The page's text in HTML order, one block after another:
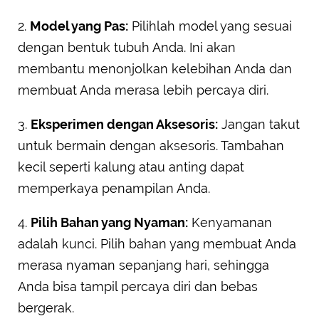
2. Model yang Pas: Pilihlah model yang sesuai
dengan bentuk tubuh Anda. Ini akan
membantu menonjolkan kelebihan Anda dan
membuat Anda merasa lebih percaya diri.
3. Eksperimen dengan Aksesoris: Jangan takut
untuk bermain dengan aksesoris. Tambahan
kecil seperti kalung atau anting dapat
memperkaya penampilan Anda.
4. Pilih Bahan yang Nyaman: Kenyamanan
adalah kunci. Pilih bahan yang membuat Anda
merasa nyaman sepanjang hari, sehingga
Anda bisa tampil percaya diri dan bebas
bergerak.